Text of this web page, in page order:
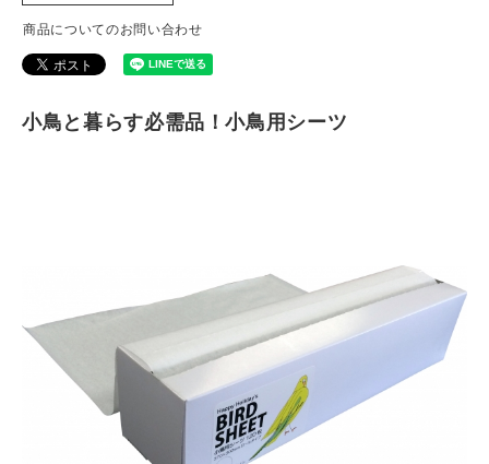
商品についてのお問い合わせ
小鳥と暮らす必需品！小鳥用シーツ